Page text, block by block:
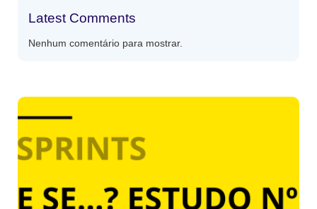
Latest Comments
Nenhum comentário para mostrar.